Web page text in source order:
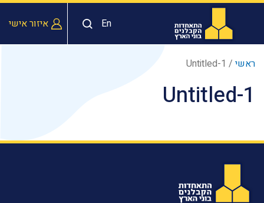
En איזור אישי
ראשי /
Untitled-1
Untitled-1